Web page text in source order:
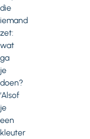
die
iemand
zet:
wat
ga
je
doen?
‘Alsof
je
een
kleuter